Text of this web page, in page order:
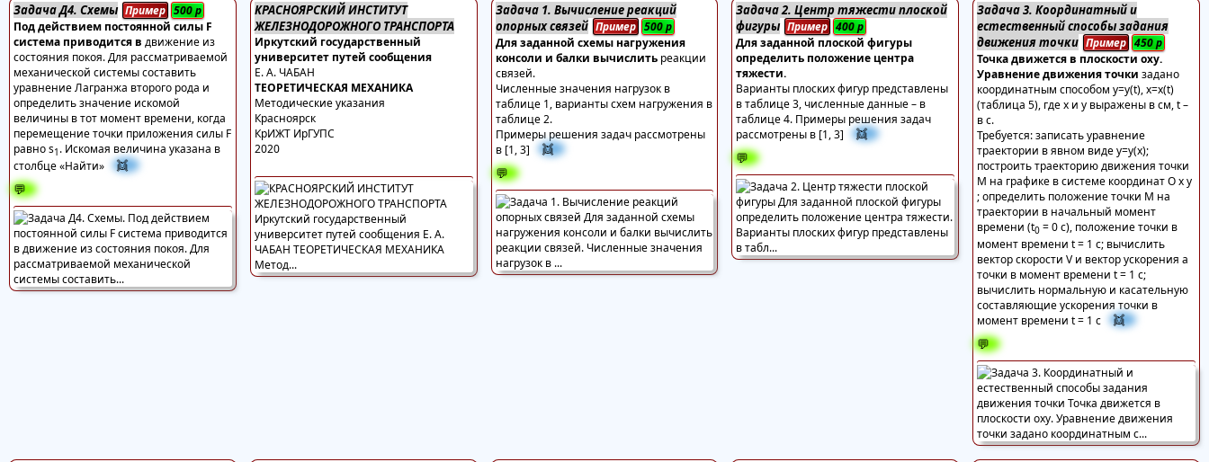
Задача Д4. Схемы Пример 500р
Под действием постоянной силы F
система приводится в движение из
состояния покоя. Для рассматриваемой
механической системы составить
уравнение Лагранжа второго рода и
определить значение искомой
величины в тот момент времени, когда
перемещение точки приложения силы F
равно s1 . Искомая величина указана в
столбце «Найти»
👯
💬
КРАСНОЯРСКИЙ ИНСТИТУТ
ЖЕЛЕЗНОДОРОЖНОГО ТРАНСПОРТА
Иркутский государственный
университет путей сообщения
Е. А. ЧАБАН
ТЕОРЕТИЧЕСКАЯ МЕХАНИКА
Методические указания
Красноярск
КрИЖТ ИрГУПС
2020
Задача 1. Вычисление реакций
опорных связей Пример 500р
Для заданной схемы нагружения
консоли и балки вычислить реакции
связей.
Численные значения нагрузок в
таблице 1, варианты схем нагружения в
таблице 2.
Примеры решения задач рассмотрены
в [1, 3]
👯
💬
Задача 2. Центр тяжести плоской
фигуры Пример 400р
Для заданной плоской фигуры
определить положение центра
тяжести.
Варианты плоских фигур представлены
в таблице 3, численные данные – в
таблице 4. Примеры решения задач
рассмотрены в [1, 3]
👯
💬
Задача 3. Координатный и
естественный способы задания
движения точки Пример 450р
Точка движется в плоскости оху.
Уравнение движения точкизадано
координатным способом y=y(t), x=x(t)
(таблица 5), где х и у выражены в см, t –
в с.
Требуется: записать уравнение
траектории в явном виде y=y(x);
построить траекторию движения точки
М на графике в системе координат O x y
; определить положение точки М на
траектории в начальный момент
времени (t0 = 0 c), положение точки в
момент времени t = 1 c; вычислить
вектор скорости V и вектор ускорения a
точки в момент времени t = 1 c;
вычислить нормальную и касательную
составляющие ускорения точки в
момент времени t = 1 с
👯
💬